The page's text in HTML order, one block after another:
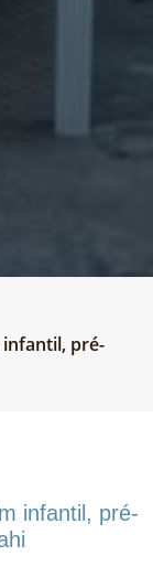
pré-
infantil, pré-